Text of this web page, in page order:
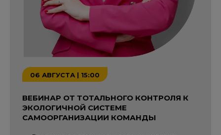
06 АВГУСТА | 15:00
ВЕБИНАР ОТ ТОТАЛЬНОГО КОНТРОЛЯ К
ЭКОЛОГИЧНОЙ СИСТЕМЕ
САМООРГАНИЗАЦИИ КОМАНДЫ